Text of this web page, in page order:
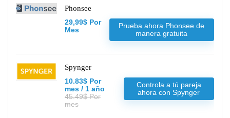
Phonsee
29,99$ Por
Mes
Prueba ahora Phonsee de
manera gratuita
Spynger
10.83$ Por
mes / 1 año
45.49$ Por
mes
Controla a tú pareja
ahora con Spynger